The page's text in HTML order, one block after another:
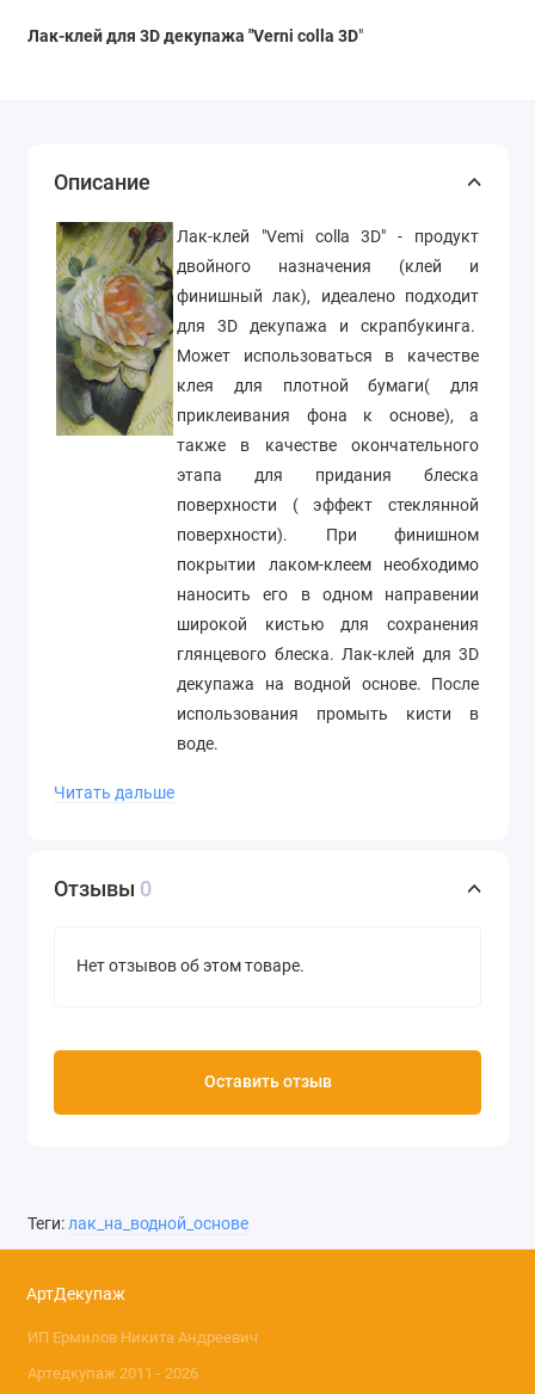
Лак-клей для 3D декупажа "Verni colla 3D"
Описание
Лак-клей "Vemi colla 3D" - продукт
двойного назначения (клей и
финишный лак), идеалено подходит
для 3D декупажа и скрапбукинга.
Может использоваться в качестве
клея для плотной бумаги( для
приклеивания фона к основе), а
также в качестве окончательного
этапа для придания блеска
поверхности ( эффект стеклянной
поверхности). При финишном
покрытии лаком-клеем необходимо
наносить его в одном направении
широкой кистью для сохранения
глянцевого блеска. Лак-клей для 3D
декупажа на водной основе. После
использования промыть кисти в
воде.
Читать дальше
Отзывы 0
Нет отзывов об этом товаре.
Оставить отзыв
Теги:лак_на_водной_основе
АртДекупаж
ИП Ермилов Никита Андреевич
Артедкупаж 2011 - 2026